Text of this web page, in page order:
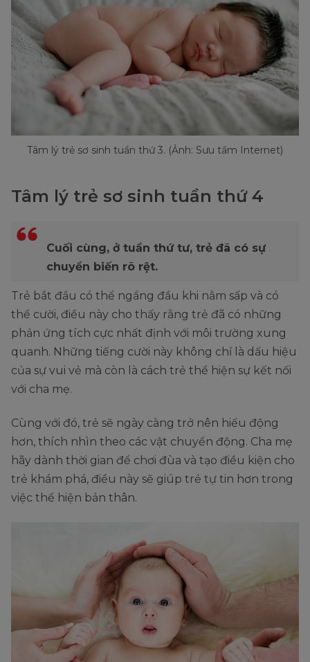
Tâm lý trẻ sơ sinh tuần thứ 3. (Ảnh: Sưu tầm Internet)
Tâm lý trẻ sơ sinh tuần thứ 4
Cuối cùng, ở tuần thứ tư, trẻ đã có sự
chuyển biến rõ rệt.
Trẻ bắt đầu có thể ngẩng đầu khi nằm sấp và có
thể cười, điều này cho thấy rằng trẻ đã có những
phản ứng tích cực nhất định với môi trường xung
quanh. Những tiếng cười này không chỉ là dấu hiệu
của sự vui vẻ mà còn là cách trẻ thể hiện sự kết nối
với cha mẹ.
Cùng với đó, trẻ sẽ ngày càng trở nên hiếu động
hơn, thích nhìn theo các vật chuyển động. Cha mẹ
hãy dành thời gian để chơi đùa và tạo điều kiện cho
trẻ khám phá, điều này sẽ giúp trẻ tự tin hơn trong
việc thể hiện bản thân.